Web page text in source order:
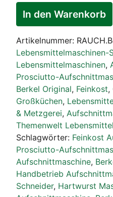
Aufschnittmaschine
Berkel
B2
in
Schwarz
Menge
In den Warenkorb
Artikelnummer:
Lebensmittelmaschinen-
Lebensmittelmaschinen,
Prosciutto-
Berkel Original, Feinkost,
Großküchen,
& Metzgerei,
Themenwelt
Schlagwörter: Feinkost
Prosciutto-
Aufschnittmaschine,
Handbetrieb
Schneider, Hartwurst